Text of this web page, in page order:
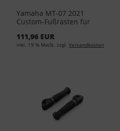
Yamaha MT-07 2021
Custom-Fußrasten für
F2743-10-00
111,96 EUR
inkl. 19 % MwSt. zzgl. Versandkosten